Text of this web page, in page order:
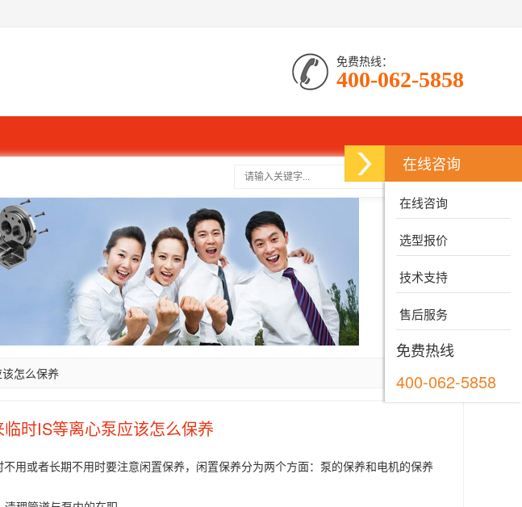
免费热线：
400-062-5858
怎么保养
时IS等离心泵应该怎么保养
用或者长期不用时要注意闲置保养，闲置保养分为两个方面：泵的保养和电机的保养
在线咨询
在线咨询
选型报价
技术支持
售后服务
免费热线
400-062-5858